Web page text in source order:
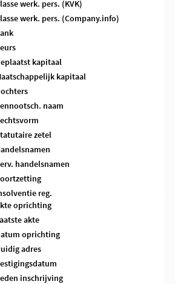
werk. pers. (KVK)
werk. pers. (Company.info)
kapitaal
kapitaal
naam
zetel
handelsnamen
reg.
oprichting
akte
oprichting
adres
inschrijving